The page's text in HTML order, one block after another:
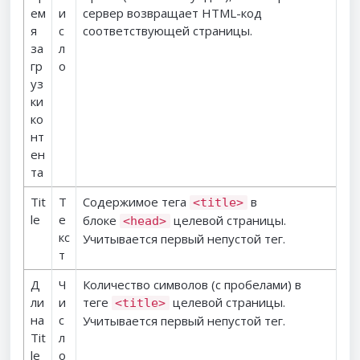
ем
я
за
гр
уз
ки
ко
нт
ен
та
и
с
л
о
сервер возвращает HTML-код
соответствующей страницы.
Tit
le
Т
е
кс
т
Содержимое тега <title> в
блоке <head> целевой страницы.
Учитывается первый непустой тег.
Д
ли
на
Tit
le
Ч
и
с
л
о
Количество символов (с пробелами) в
теге <title> целевой страницы.
Учитывается первый непустой тег.